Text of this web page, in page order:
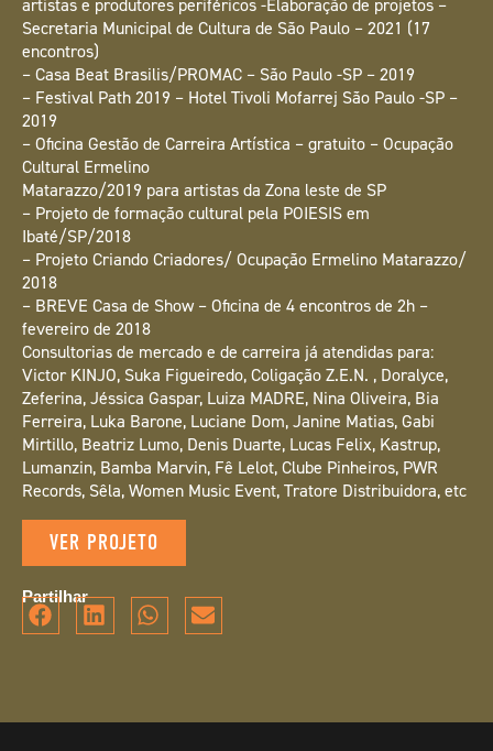
artistas e produtores periféricos -Elaboração de projetos –
Secretaria Municipal de Cultura de São Paulo – 2021 (17
encontros)
– Casa Beat Brasilis/PROMAC – São Paulo -SP – 2019
– Festival Path 2019 – Hotel Tivoli Mofarrej São Paulo -SP –
2019
– Oficina Gestão de Carreira Artística – gratuito – Ocupação
Cultural Ermelino
Matarazzo/2019 para artistas da Zona leste de SP
– Projeto de formação cultural pela POIESIS em
Ibaté/SP/2018
– Projeto Criando Criadores/ Ocupação Ermelino Matarazzo/
2018
– BREVE Casa de Show – Oficina de 4 encontros de 2h –
fevereiro de 2018
Consultorias de mercado e de carreira já atendidas para:
Victor KINJO, Suka Figueiredo, Coligação Z.E.N. , Doralyce,
Zeferina, Jéssica Gaspar, Luiza MADRE, Nina Oliveira, Bia
Ferreira, Luka Barone, Luciane Dom, Janine Matias, Gabi
Mirtillo, Beatriz Lumo, Denis Duarte, Lucas Felix, Kastrup,
Lumanzin, Bamba Marvin, Fê Lelot, Clube Pinheiros, PWR
Records, Sêla, Women Music Event, Tratore Distribuidora, etc
VER PROJETO
Partilhar